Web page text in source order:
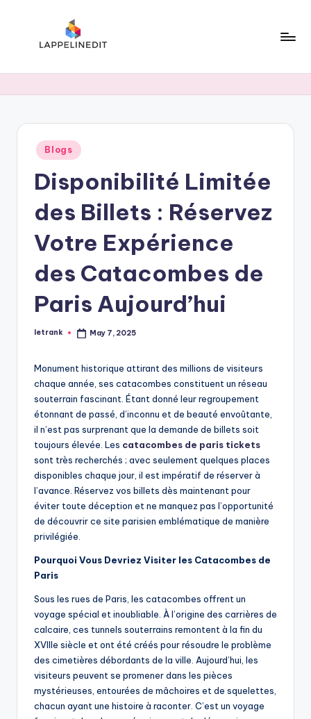
Posted
in
Blogs
Disponibilité Limitée
des Billets : Réservez
Votre Expérience
des Catacombes de
Paris Aujourd’hui
Posted
letrank May 7, 2025
Monument historique attirant des millions de visiteurs
chaque année, ses catacombes constituent un réseau
souterrain fascinant. Étant donné leur regroupement
étonnant de passé, d’inconnu et de beauté envoûtante,
il n’est pas surprenant que la demande de billets soit
toujours élevée. Les catacombes de paris tickets
sont très recherchés ; avec seulement quelques places
disponibles chaque jour, il est impératif de réserver à
l’avance. Réservez vos billets dès maintenant pour
éviter toute déception et ne manquez pas l’opportunité
de découvrir ce site parisien emblématique de manière
privilégiée.
Pourquoi Vous Devriez Visiter les Catacombes de
Paris
Sous les rues de Paris, les catacombes offrent un
voyage spécial et inoubliable. À l’origine des carrières de
calcaire, ces tunnels souterrains remontent à la fin du
XVIIIe siècle et ont été créés pour résoudre le problème
des cimetières débordants de la ville. Aujourd’hui, les
visiteurs peuvent se promener dans les pièces
mystérieuses, entourées de mâchoires et de squelettes,
chacun ayant une histoire à raconter. C’est un voyage